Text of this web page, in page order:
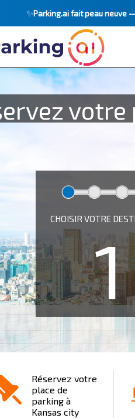
✨Parking.ai fait peau neuve —
CHOISIR VOTRE
1
Réservez votre
place de
parking à
Kansas city